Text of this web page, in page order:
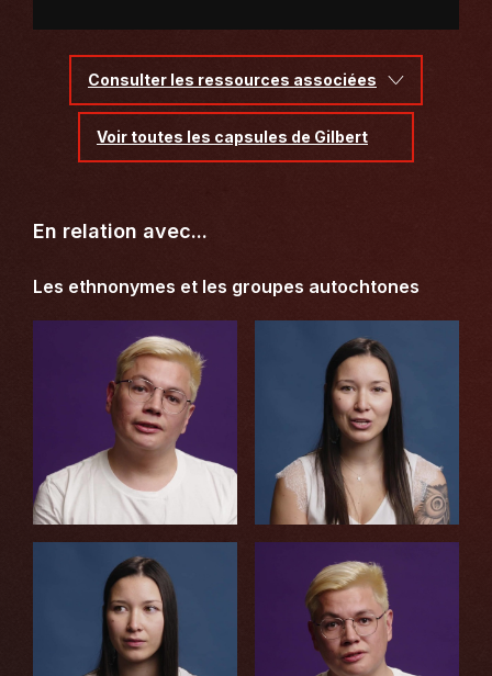
Consulter les ressources associées
Voir toutes les capsules de Gilbert
En relation avec...
Les ethnonymes et les groupes autochtones